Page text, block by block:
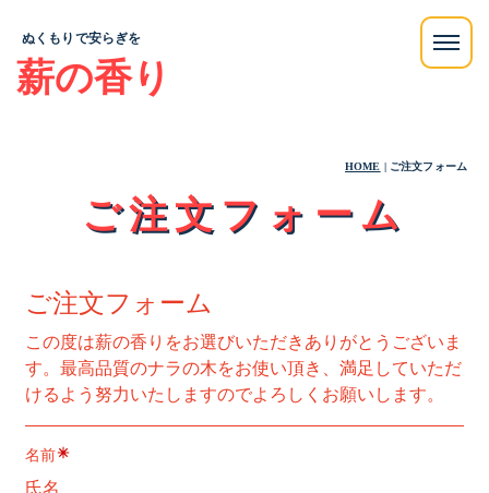
ぬくもりで安らぎを
薪の香り
HOME | ご注文フォーム
ご注文フォーム